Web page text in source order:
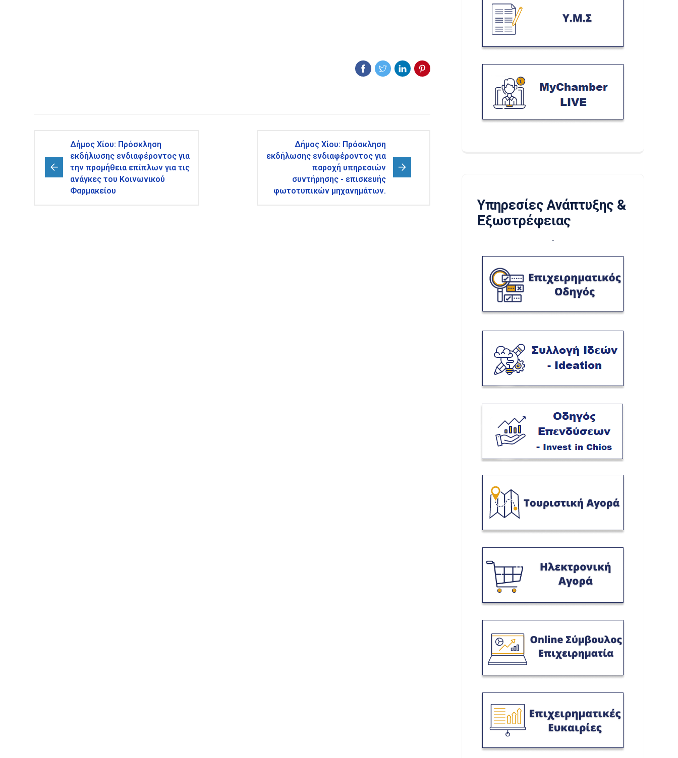
Δήμος Χίου: Πρόσκληση
εκδήλωσης ενδιαφέροντος για
την προμήθεια επίπλων για τις
ανάγκες του Κοινωνικού
Φαρμακείου
Δήμος Χίου: Πρόσκληση
εκδήλωσης ενδιαφέροντος για
παροχή υπηρεσιών
συντήρησης - επισκευής
φωτοτυπικών μηχανημάτων.
Υπηρεσίες Ανάπτυξης &
Εξωστρέφειας
-